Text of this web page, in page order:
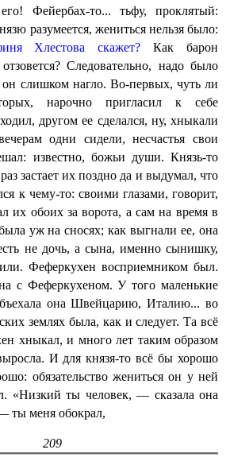
Фейербах-то... тьфу, проклятый:
разумеется, жениться нельзя было:
Хлестова скажет? Как барон
Следовательно, надо было
он слишком нагло. Во-первых, чуть ли
нарочно пригласил к себе
другом ее сделался, ну, хныкали
одни сидели, несчастья свои
известно, божьи души. Князь-то
застает их поздно да и выдумал, что
к чему-то: своими глазами, говорит,
их обоих за ворота, а сам на время в
уж на сносях; как выгнали ее, она
не дочь, а сына, именно сынишку,
Феферкухен восприемником был.
с Феферкухеном. У того маленькие
она Швейцарию, Италию... во
землях была, как и следует. Та всё
хныкал, и много лет таким образом
И для князя-то всё бы хорошо
обязательство жениться он у ней
«Низкий ты человек, — сказала она
ты меня обокрал,
209